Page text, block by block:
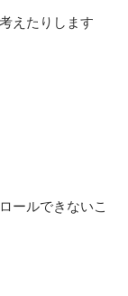
えたりします
ールできないこ